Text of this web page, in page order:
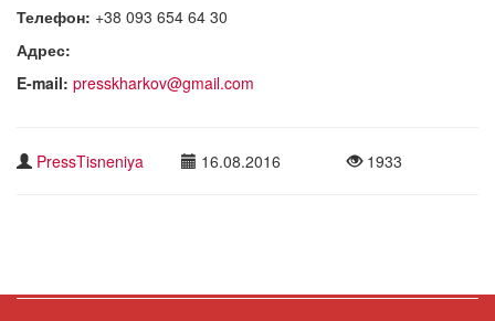
Телефон: +38 093 654 64 30
Адрес:
E-mail: presskharkov@gmail.com
PressTisneniya 16.08.2016 1933